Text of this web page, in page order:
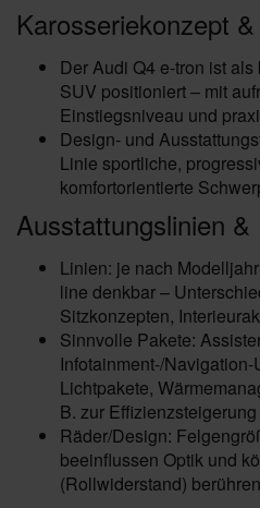
Karosseriekonzept
Der Audi Q4 e-tron ist
SUV positioniert – mit
Einstiegsniveau und
Design- und
Linie sportliche,
komfortorientierte
Ausstattungslinien
Linien: je nach
line denkbar –
Sitzkonzepten,
Sinnvolle Pakete:
Infotainment-/
Lichtpakete,
B. zur
Räder/Design:
beeinflussen Optik und
(Rollwiderstand)